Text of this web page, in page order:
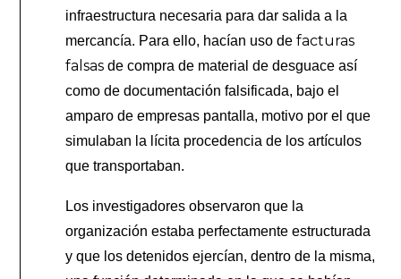
infraestructura necesaria para dar salida a la
mercancía. Para ello, hacían uso defacturas
falsas de compra de material de desguace así
como de documentación falsificada, bajo el
amparo de empresas pantalla, motivo por el que
simulaban la lícita procedencia de los artículos
que transportaban.
Los investigadores observaron que la
organización estaba perfectamente estructurada
y que los detenidos ejercían, dentro de la misma,